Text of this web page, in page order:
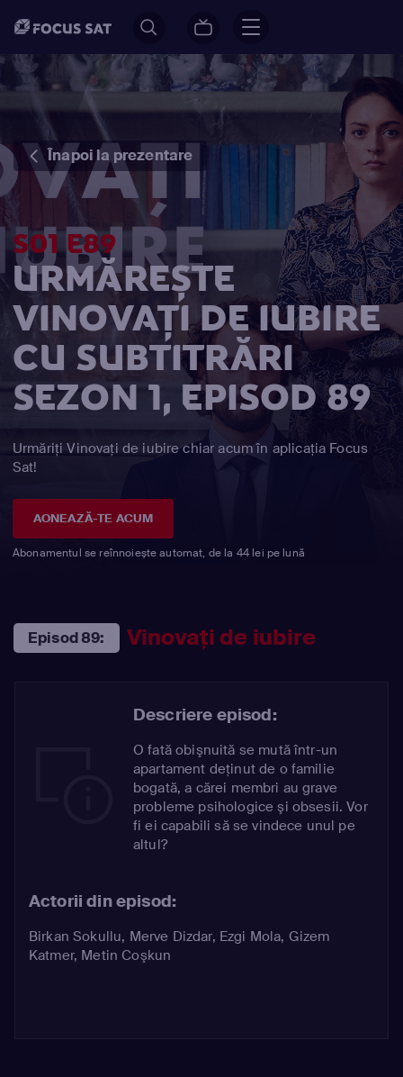
Înapoi la prezentare
S01 E89
URMĂREȘTE
VINOVAŢI DE IUBIRE
CU SUBTITRĂRI
SEZON 1, EPISOD 89
Urmăriți Vinovaţi de iubire chiar acum în aplicația Focus
Sat!
AONEAZĂ-TE ACUM
Abonamentul se reînnoiește automat, de la 44 lei pe lună
Episod 89: Vinovaţi de iubire
Descriere episod:
O fată obişnuită se mută într-un
apartament deţinut de o familie
bogată, a cărei membri au grave
probleme psihologice şi obsesii. Vor
fi ei capabili să se vindece unul pe
altul?
Actorii din episod:
Birkan Sokullu, Merve Dizdar, Ezgi Mola, Gizem
Katmer, Metin Coşkun